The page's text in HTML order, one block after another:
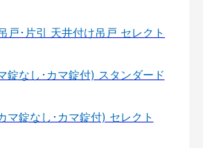
戸･片引 天井付け吊戸 セレクト
錠なし･カマ錠付) スタンダード
マ錠なし･カマ錠付) セレクト